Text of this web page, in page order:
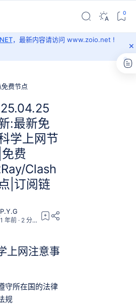
，最新内容请访问 www.zoio.net !
免费节点
:最新免
学上网节
费
Clash
|订阅链
1 年前 2
上网注意事
守所在国的法律
规